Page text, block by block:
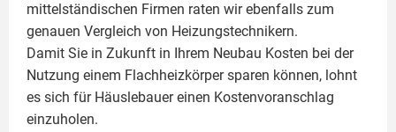
mittelständischen Firmen raten wir ebenfalls zum
genauen Vergleich von Heizungstechnikern.
Damit Sie in Zukunft in Ihrem Neubau Kosten bei der
Nutzung einem Flachheizkörpersparen können, lohnt
es sich für Häuslebauer einen Kostenvoranschlag
einzuholen.